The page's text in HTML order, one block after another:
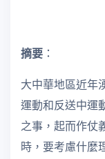
摘要 ：
大中華地區近年
運動和反送中運
之事，起而作仗
時，要考慮什麼